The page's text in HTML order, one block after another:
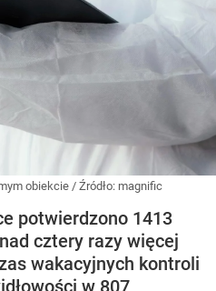
obiekcie / Źródło: magnific
potwierdzono 1413
cztery razy więcej
wakacyjnych kontroli
w 807